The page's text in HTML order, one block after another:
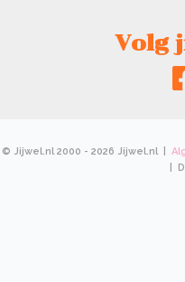
Volg
© Jijwel.nl 2000 - 2026 Jijwel.nl |
|